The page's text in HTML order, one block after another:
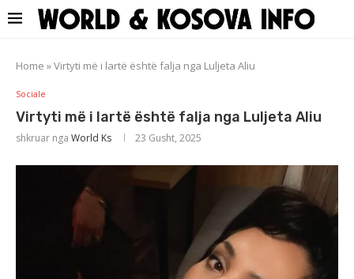
Home »Virtyti më i lartë është falja nga Luljeta Aliu
Sociale
Virtyti më i lartë është falja nga Luljeta Aliu
shkruar nga World Ks 23 Gusht, 2025